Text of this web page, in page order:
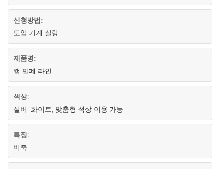
신청방법:
도입 기계 실링
제품명:
캡 밀폐 라인
색상:
실버, 화이트, 맞춤형 색상 이용 가능
특징:
비축